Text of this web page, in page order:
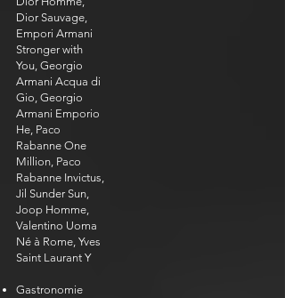
Dior Sauvage,
Empori Armani
Stronger with
You, Georgio
Armani Acqua di
Gio, Georgio
Armani Emporio
He, Paco
Rabanne One
Million, Paco
Rabanne Invictus,
Jil Sunder Sun,
Joop Homme,
Valentino Uoma
Né à Rome, Yves
Saint Laurant Y​
Gastronomie